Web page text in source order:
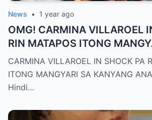
News • 1 year ago
OMG! CARMINA VILLAROEL
RIN MATAPOS ITONG
KANYANG ANAK
CARMINA VILLAROEL IN SHOCK PA
ITONG MANGYARI SA KANYANG
Hindi…